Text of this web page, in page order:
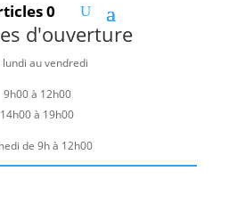
0
d'ouverture
lundi au vendredi
9h00 à 12h00
14h00 à 19h00
de 9h à 12h00